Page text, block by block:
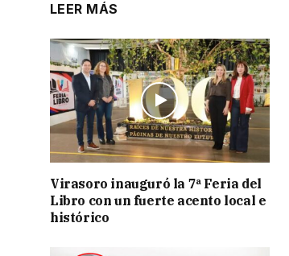
LEER MÁS
Virasoro inauguró la 7ª Feria del
Libro con un fuerte acento local e
histórico